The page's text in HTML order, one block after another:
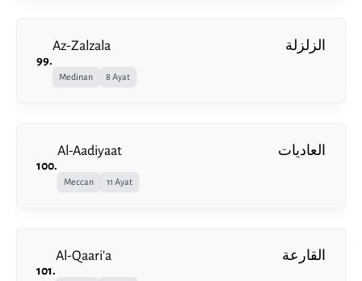
99.
Az-Zalzala الزلزلة
Medinan 8 Ayat
100.
Al-Aadiyaat العاديات
Meccan 11 Ayat
101.
Al-Qaari'a القارعة